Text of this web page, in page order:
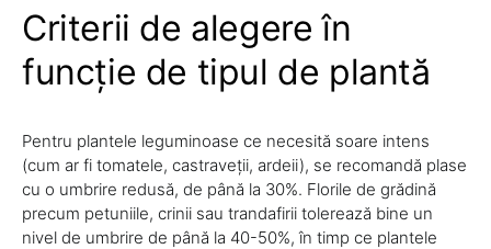
Criterii de alegere în
funcție de tipul de plantă
Pentru plantele leguminoase ce necesită soare intens
(cum ar fi tomatele, castraveții, ardeii), se recomandă plase
cu o umbrire redusă, de până la 30%. Florile de grădină
precum petuniile, crinii sau trandafirii tolerează bine un
nivel de umbrire de până la 40-50%, în timp ce plantele